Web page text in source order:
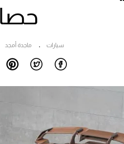
سيارات ماجدة أمجد